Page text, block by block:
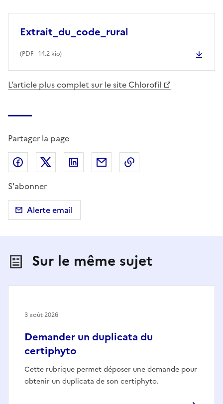
Extrait_du_code_rural
(PDF- 14.2 kio)
L’article plus complet sur le site Chlorofil
Partager la page
Partager sur Facebook
Partager sur X (anciennement Twitter)
Partager sur LinkedIn
Partager par email
S'abonner
Alerte email
Sur le même sujet
Demander un duplicata du
certiphyto
Cette rubrique permet déposer une demande pour
obtenir un duplicata de son certiphyto.
3 août 2026